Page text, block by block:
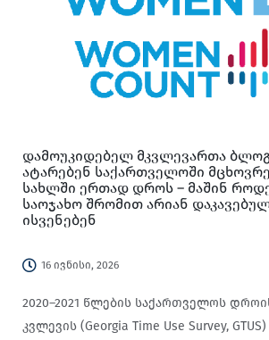
ბევრი ფაქტორი ახდენს გავლენას და
ფაქტორებს ჩვენი ნების
აქვთ საერთო. 5,599 ზრდასრული
მონაწილეობით ჩატარებული კვლევა
ისეთ მარტივ კითხვაზე, როგორიცაა
არცისე მარტივია და სქესის, ასაკის,
ადგილისა და სხვა ფაქტორების
საჭიროებს.
დამოუკიდებელ მკვლევართა
ატარებენ საქართველოში
სახლში ერთად დროს – მაშინ
საოჯახო შრომით არიან
ისვენებენ
16 ივნისი, 2026
2020–2021 წლების საქართველოს
კვლევის (Georgia Time Use Survey,